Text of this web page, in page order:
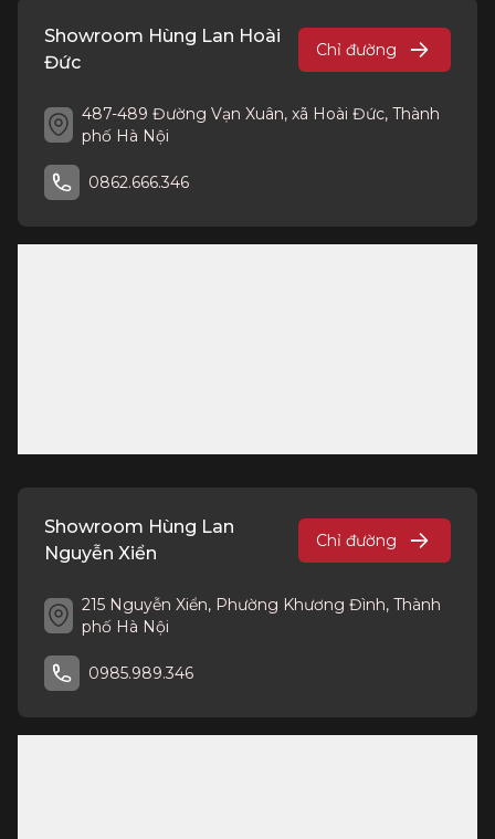
Showroom Hùng Lan Hoài
Đức
Chỉ đường
487-489 Đường Vạn Xuân, xã Hoài Đức, Thành
phố Hà Nội
0862.666.346
Showroom Hùng Lan
Nguyễn Xiển
Chỉ đường
215 Nguyễn Xiển, Phường Khương Đình, Thành
phố Hà Nội
0985.989.346